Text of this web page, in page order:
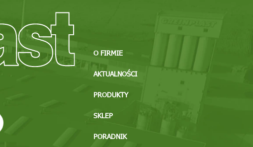
O FIRMIE
AKTUALNOŚCI
PRODUKTY
SKLEP
PORADNIK